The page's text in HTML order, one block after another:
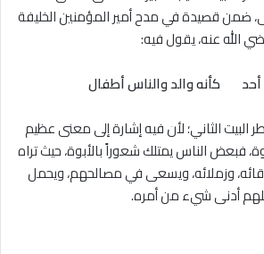
ضمن قصيدة في مدح أمير المؤمنين الخليفة
الله عنه، يقول فيه:
أحد كأنه والد والناس أطفال
الثاني؛ لأن فيه إشارة إلى معنى عظيم
فبعض الناس يمتلك شعوراً بالأبوة، حيث تراه
وزملائه، ويسعى في مصالحهم، ويحمل
أدنى شيء من أمره.